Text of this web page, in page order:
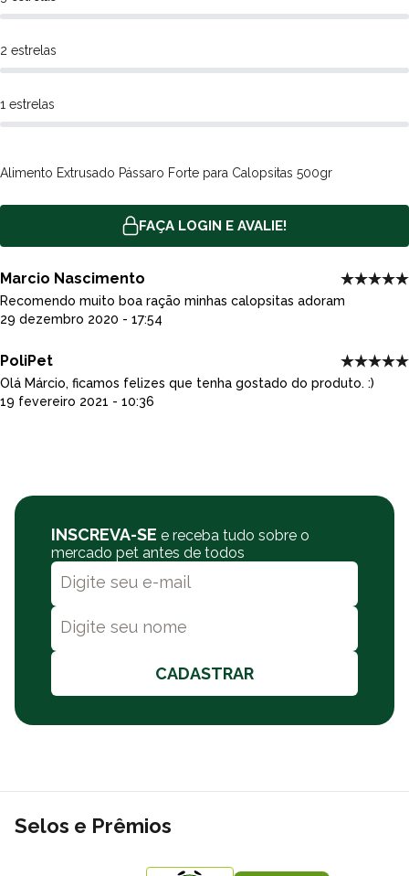
Antifúngivo Fungistático, Aditivo Flavorizante.
Níveis de Garantia
Umidade (máx)
110 g/kg (13,00%)
Extrato Etéreo (mín)
Matéria Fibrosa (máx)
30 g/kg (3,00%)
Cálcio (mín)
3000 mg/kg (0,30%)
Enriquecimento por Kg do produto
(mín) 4,60 mg, Ferro (mín) 73,50 mg, Iodo (mín) 0,92 mg,
Manganês (mín) 61,00 mg, Selênio (mín) 0,20 mg, Vitamina A
(mín) 15.000 UI, Vitamina B1 (mín) 6,00 mg, Vitamina B12 (mín)
25,00 mcg, Vitamina B2 (mín) 16,00 mg, Vitamina B6 (mín) 10,00
Vitamina K3 (mín) 4,60 mg, Zinco (mín) 65,00 mg, Niacina (mín)
Forte na Polipet?
Na Polipet oferecemos ótimos preços em diversos produtos em
nosso site, e você pode comprar por meio de PIX, boleto
bancário ou cartão de crédito. Além de frete grátis sobre
condições especiais para todo o Brasil. A Polipet oferece também
a opção de retire na loja e entregas no mesmo dia. Consulte a
nossa política de frete.
2 estrelas
1 estrelas
Alimento Extrusado Pássaro Forte para Calopsitas 500gr
FAÇA LOGIN E AVALIE!
Marcio Nascimento
Recomendo muito boa ração minhas calopsitas adoram
29 dezembro 2020 - 17:54
PoliPet
Olá Márcio, ficamos felizes que tenha gostado do produto. :)
19 fevereiro 2021 - 10:36
INSCREVA-SE e receba tudo sobre o
mercado pet antes de todos
CADASTRAR
Selos e Prêmios